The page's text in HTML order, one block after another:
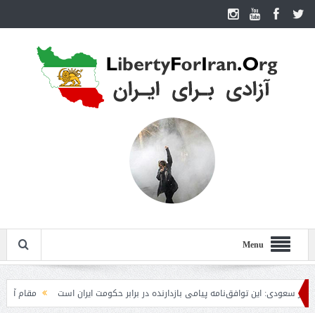
Menu
این توافق‌نامه پیامی بازدارنده در برابر حکومت ایران است مقام آمریکایی: